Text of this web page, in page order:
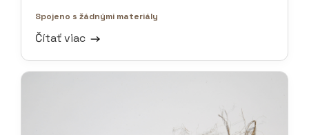
Spojeno s žádnými materiály
Čítať viac